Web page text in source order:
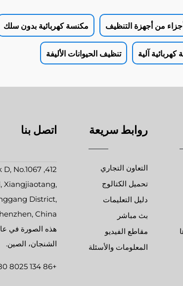
من أجهزة التنظيف مكنسة كهربائية بدون سلك
آلية تنظيف الحيوانات الأليفة
روابط سريعة
التعاون التجاري
تحميل الكتالوج
دليل التعليمات
بث مباشر
مقاطع الفيديو
المعلومات والأسئلة
اتصل بنا
D, No.1067
Xiangjiaotang,
District,
الشنجان، الصين.
+86 134 8025 5980